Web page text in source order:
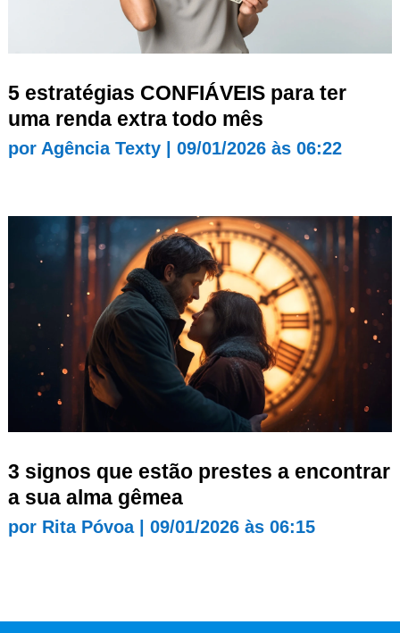
5 estratégias CONFIÁVEIS para ter
uma renda extra todo mês
por Agência Texty| 09/01/2026 às 06:22
3 signos que estão prestes a encontrar
a sua alma gêmea
por Rita Póvoa| 09/01/2026 às 06:15